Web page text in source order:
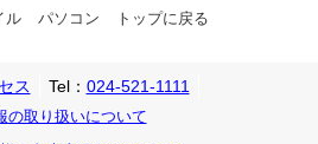
ル パソコン トップに戻る
ス Tel： 024-521-1111
の取り扱いについて